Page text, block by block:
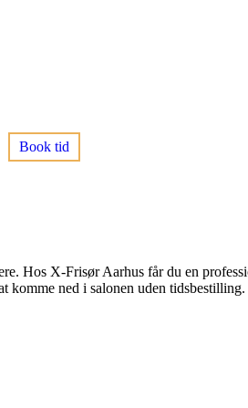
Book tid
Hos X-Frisør Aarhus får du en
komme ned i salonen uden tidsbestilling.